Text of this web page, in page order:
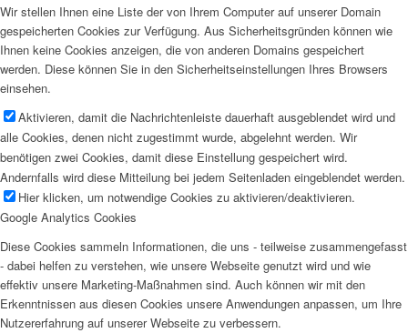
Wir stellen Ihnen eine Liste der von Ihrem Computer auf unserer Domain
gespeicherten Cookies zur Verfügung. Aus Sicherheitsgründen können wie
Ihnen keine Cookies anzeigen, die von anderen Domains gespeichert
werden. Diese können Sie in den Sicherheitseinstellungen Ihres Browsers
einsehen.
Aktivieren, damit die Nachrichtenleiste dauerhaft ausgeblendet wird und
alle Cookies, denen nicht zugestimmt wurde, abgelehnt werden. Wir
benötigen zwei Cookies, damit diese Einstellung gespeichert wird.
Andernfalls wird diese Mitteilung bei jedem Seitenladen eingeblendet werden.
Hier klicken, um notwendige Cookies zu aktivieren/deaktivieren.
Google Analytics Cookies
Diese Cookies sammeln Informationen, die uns - teilweise zusammengefasst
- dabei helfen zu verstehen, wie unsere Webseite genutzt wird und wie
effektiv unsere Marketing-Maßnahmen sind. Auch können wir mit den
Erkenntnissen aus diesen Cookies unsere Anwendungen anpassen, um Ihre
Nutzererfahrung auf unserer Webseite zu verbessern.